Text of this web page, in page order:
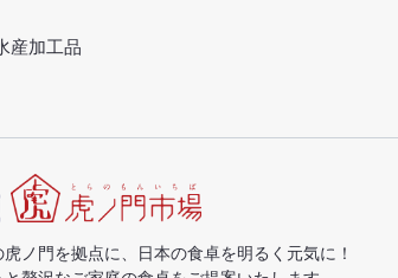
産加工品
ノ門を拠点に、日本の食卓を明るく元気に！